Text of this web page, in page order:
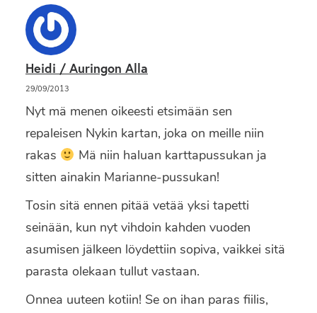
Heidi / Auringon Alla
29/09/2013
Nyt mä menen oikeesti etsimään sen
repaleisen Nykin kartan, joka on meille niin
rakas
Mä niin haluan karttapussukan ja
sitten ainakin Marianne-pussukan!
Tosin sitä ennen pitää vetää yksi tapetti
seinään, kun nyt vihdoin kahden vuoden
asumisen jälkeen löydettiin sopiva, vaikkei sitä
parasta olekaan tullut vastaan.
Onnea uuteen kotiin! Se on ihan paras fiilis,